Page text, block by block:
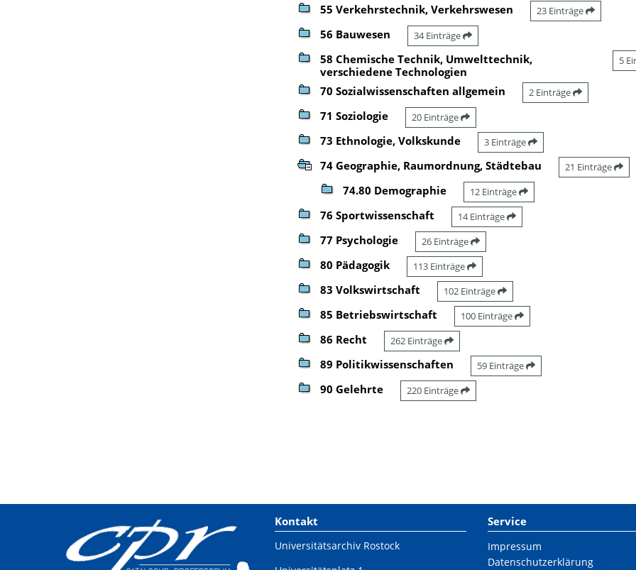
55 Verkehrstechnik, Verkehrswesen 23 Einträge
56 Bauwesen 34 Einträge
58 Chemische Technik, Umwelttechnik,
verschiedene Technologien
5
70 Sozialwissenschaften allgemein 2 Einträge
71 Soziologie 20 Einträge
73 Ethnologie, Volkskunde 3 Einträge
74 Geographie, Raumordnung, Städtebau 21 Einträge
74.80 Demographie 12 Einträge
76 Sportwissenschaft 14 Einträge
77 Psychologie 26 Einträge
80 Pädagogik 113 Einträge
83 Volkswirtschaft 102 Einträge
85 Betriebswirtschaft 100 Einträge
86 Recht 262 Einträge
89 Politikwissenschaften 59 Einträge
90 Gelehrte 220 Einträge
Kontakt
Universitätsarchiv Rostock
Service
Impressum
Datenschutzerklärung